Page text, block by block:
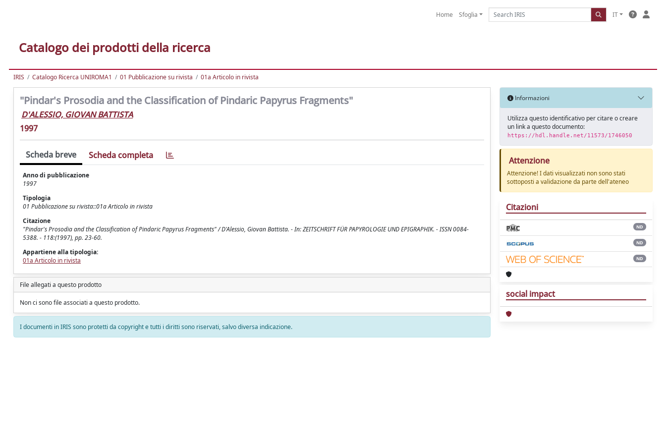
Home Sfoglia IT
Catalogo dei prodotti della ricerca
IRIS Catalogo Ricerca UNIROMA1 01 Pubblicazione su rivista 01a Articolo in rivista
"Pindar's Prosodia and the Classification of Pindaric Papyrus Fragments"
D'ALESSIO, GIOVAN BATTISTA
1997
Scheda breve Scheda completa
Anno di pubblicazione
1997
Tipologia
01 Pubblicazione su rivista::01a Articolo in rivista
Citazione
"Pindar's Prosodia and the Classification of Pindaric Papyrus Fragments" / D'Alessio, Giovan Battista. - In: ZEITSCHRIFT FÜR PAPYROLOGIE UND EPIGRAPHIK. - ISSN 0084-
5388. - 118:(1997), pp. 23-60.
Appartiene alla tipologia:
01a Articolo in rivista
File allegati a questo prodotto
Non ci sono file associati a questo prodotto.
I documenti in IRIS sono protetti da copyright e tutti i diritti sono riservati, salvo diversa indicazione.
Informazioni
Utilizza questo identificativo per citare o creare
un link a questo documento:
https://hdl.handle.net/11573/1746050
Attenzione
Attenzione! I dati visualizzati non sono stati
sottoposti a validazione da parte dell'ateneo
Citazioni
ND
ND
ND
social impact